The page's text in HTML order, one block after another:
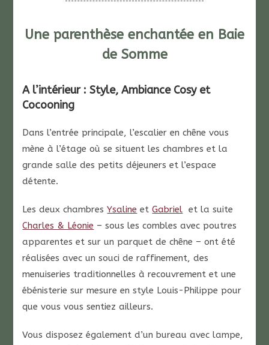
Une parenthèse enchantée en Baie
de Somme
A l’intérieur : Style, Ambiance Cosy et
Cocooning
Dans l’entrée principale, l’escalier en chêne vous
mène à l’étage où se situent les chambres et la
grande salle des petits déjeuners et l’espace
détente.
Les deux chambresYsaline etGabriel et la suite
Charles & Léonie – sous les combles avec poutres
apparentes et sur un parquet de chêne – ont été
réalisées avec un souci de raffinement, des
menuiseries traditionnelles à recouvrement et une
ébénisterie sur mesure en style Louis-Philippe pour
que vous vous sentiez ailleurs.
Vous disposez également d’un bureau avec lampe,